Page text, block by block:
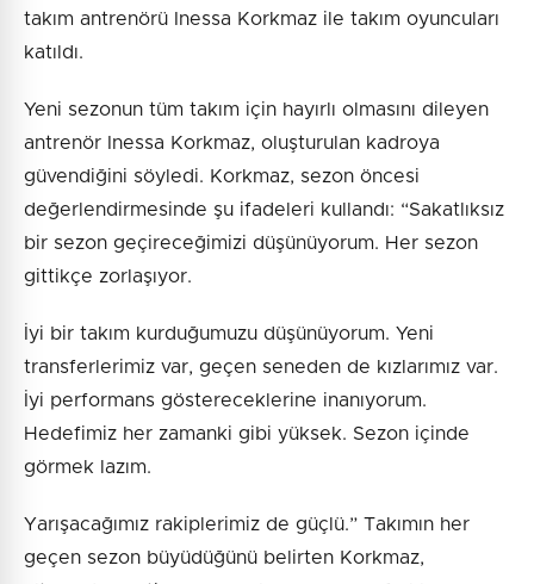
takım antrenörü Inessa Korkmaz ile takım oyuncuları
katıldı.
Yeni sezonun tüm takım için hayırlı olmasını dileyen
antrenör Inessa Korkmaz, oluşturulan kadroya
güvendiğini söyledi. Korkmaz, sezon öncesi
değerlendirmesinde şu ifadeleri kullandı: “Sakatlıksız
bir sezon geçireceğimizi düşünüyorum. Her sezon
gittikçe zorlaşıyor.
İyi bir takım kurduğumuzu düşünüyorum. Yeni
transferlerimiz var, geçen seneden de kızlarımız var.
İyi performans göstereceklerine inanıyorum.
Hedefimiz her zamanki gibi yüksek. Sezon içinde
görmek lazım.
Yarışacağımız rakiplerimiz de güçlü.” Takımın her
geçen sezon büyüdüğünü belirten Korkmaz,